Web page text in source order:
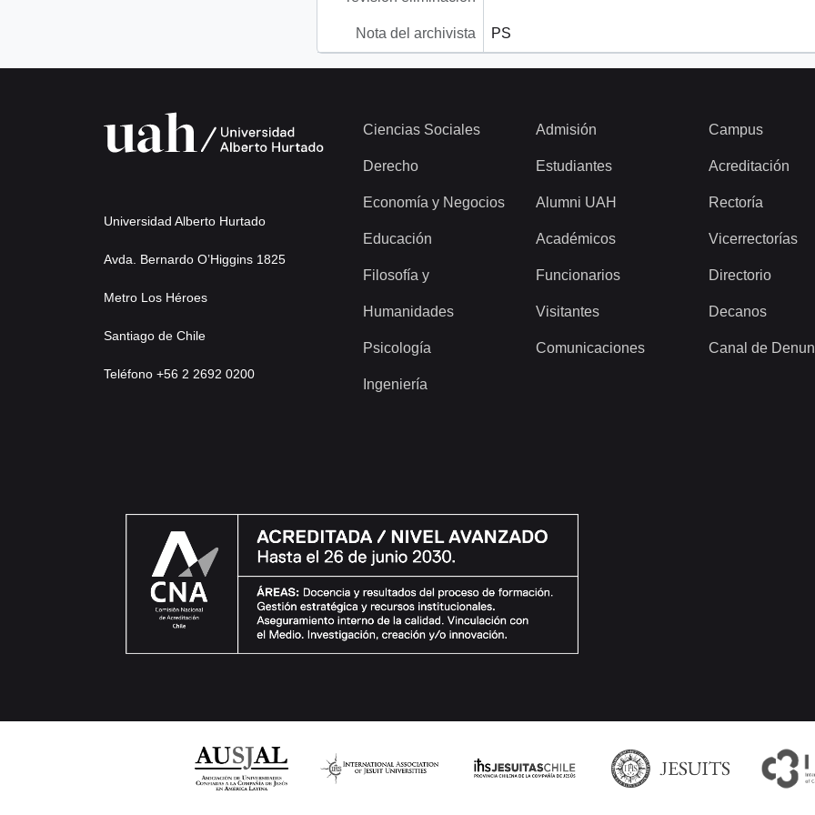
Nota del archivista PS
Universidad Alberto Hurtado
Avda. Bernardo O’Higgins 1825
Metro Los Héroes
Santiago de Chile
Teléfono +56 2 2692 0200
Ciencias Sociales
Derecho
Economía y Negocios
Educación
Filosofía y
Humanidades
Psicología
Ingeniería
Admisión
Estudiantes
Alumni UAH
Académicos
Funcionarios
Visitantes
Comunicaciones
Campus
Acreditación
Rectoría
Vicerrectorías
Directorio
Decanos
Canal de